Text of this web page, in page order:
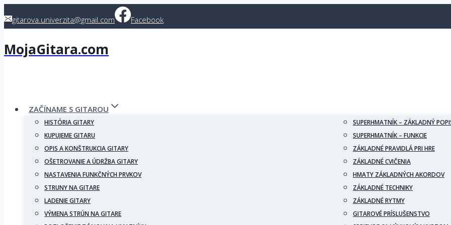
togitarova.univerzita@gmail.com Facebook
MojaGitara.com
ZAČÍNAME S GITAROU
HISTÓRIA GITARY
KUPUJEME GITARU
OPIS A KONŠTRUKCIA GITARY
OŠETROVANIE A ÚDRŽBA GITARY
NASTAVENIA FUNKČNÝCH PRVKOV
STRUNY NA GITARE
LADENIE GITARY
VÝMENA STRÚN NA GITARE
SUPERHMATNÍK – ZÁKLADNÝ
SUPERHMATNÍK – FUNKCIE
ZÁKLADNÉ PRAVIDLÁ PRI HRE
ZÁKLADNÉ CVIČENIA
HMATY ZÁKLADNÝCH AKORDOV
ZÁKLADNÉ TECHNIKY
ZÁKLADNÉ RYTMY
GITAROVÉ PRÍSLUŠENSTVO